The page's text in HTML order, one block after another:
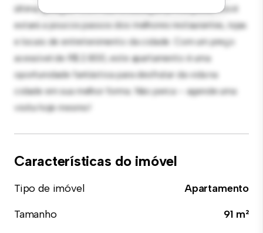
última geração. Com sua localização privilegiada, você
estará a poucos passos dos melhores restaurantes, lojas
e locais de entretenimento da cidade. Com um preço
acessível de R$ 2.800, este apartamento é uma
oportunidade fantástica para desfrutar da vida na
cidade em sua melhor forma. Não perca – agende uma
visita hoje mesmo!
Características do imóvel
Tipo de imóvel
Apartamento
Tamanho
91 m²